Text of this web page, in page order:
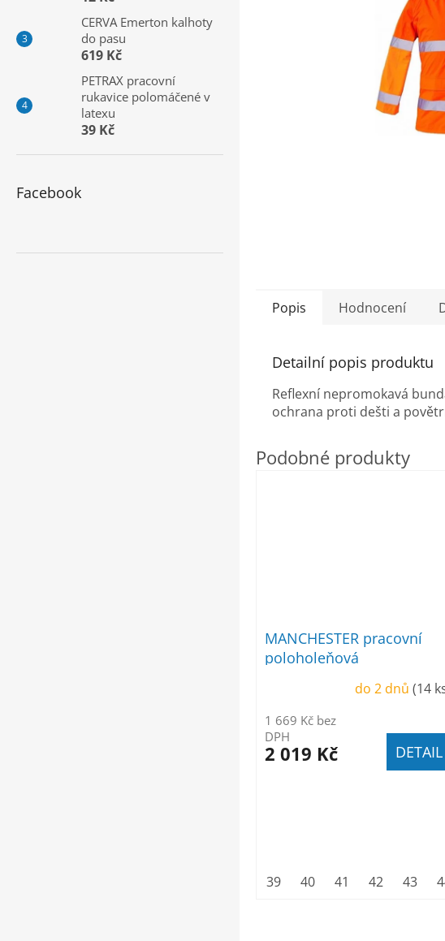
CERVA Emerton kalhoty
do pasu
619 Kč
PETRAX pracovní
rukavice polomáčené v
latexu
39 Kč
Facebook
Popis Hodnocení
Detailní popis produktu
Reflexní nepromokavá
ochrana proti dešti a
MANCHESTER pracovní
poloholeňová
do 2 dnů(14
1 669 Kč bez
DPH
2 019 Kč DETAIL
39 40 41 42 43